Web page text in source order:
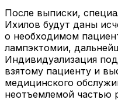
После выписки,
Ихилов будут даны
о необходимом
лампэктомии,
Индивидуализация
взятому пациенту и
медицинского
неотъемлемой частью